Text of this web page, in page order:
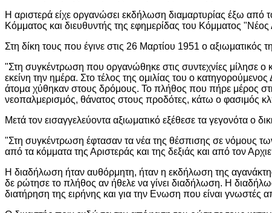
Η αριστερά είχε οργανώσει εκδήλωση διαμαρτυρίας έξω
Κόμματος και διευθυντής της εφημερίδας του Κόμματος
Στη δίκη τους που έγινε στις 26 Μαρτίου 1951 ο
"Στη συγκέντρωση που οργανώθηκε στις συντεχνίες μίλησε
εκείνη την ημέρα. Στο τέλος της ομιλίας του ο
άτομα χύθηκαν στους δρόμους. Το πλήθος που πήρε μέρος
νεοπαλμερισμός, θάνατος στους προδότες, κάτω ο φασιμός
Μετά τον εισαγγελεύοντα αξιωματικό εξέθεσε τα γεγονότα ο
"Στη συγκέντρωση έφτασαν τα νέα της θέσπισης σε νόμους
από τα κόμματα της Αριστεράς και της δεξιάς και από τον
Η διαδήλωση ήταν αυθόρμητη, ήταν η εκδήλωση της
δε ρώτησε το πλήθος αν ήθελε να γίνει διαδήλωση. Η
διατήρηση της ειρήνης και για την Ενωση που είναι γνωστές